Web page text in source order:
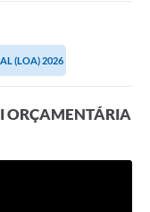
(LOA) 2026
ORÇAMENTÁRIA